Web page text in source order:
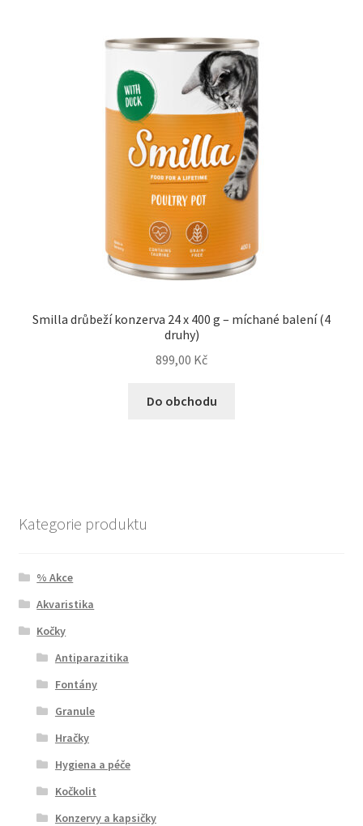
Smilla drůbeží konzerva 24 x 400 g – míchané balení (4
druhy)
899,00 Kč
Do obchodu
Kategorie produktu
% Akce
Akvaristika
Kočky
Antiparazitika
Fontány
Granule
Hračky
Hygiena a péče
Kočkolit
Konzervy a kapsičky